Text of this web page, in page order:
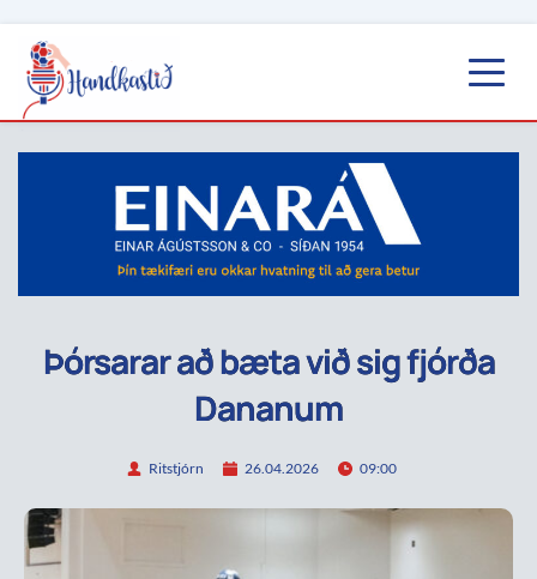
Þórsarar að bæta við sig fjórða
Dananum
Ritstjórn 26.04.2026 09:00